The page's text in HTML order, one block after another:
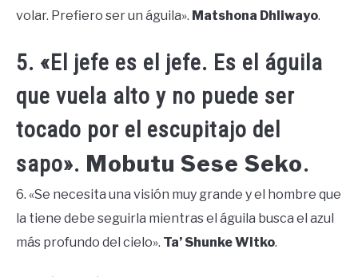
volar. Prefiero ser un águila». Matshona Dhliwayo.
5. «El jefe es el jefe. Es el águila
que vuela alto y no puede ser
tocado por el escupitajo del
sapo». Mobutu Sese Seko.
6. «Se necesita una visión muy grande y el hombre que
la tiene debe seguirla mientras el águila busca el azul
más profundo del cielo». Ta’ Shunke Witko.